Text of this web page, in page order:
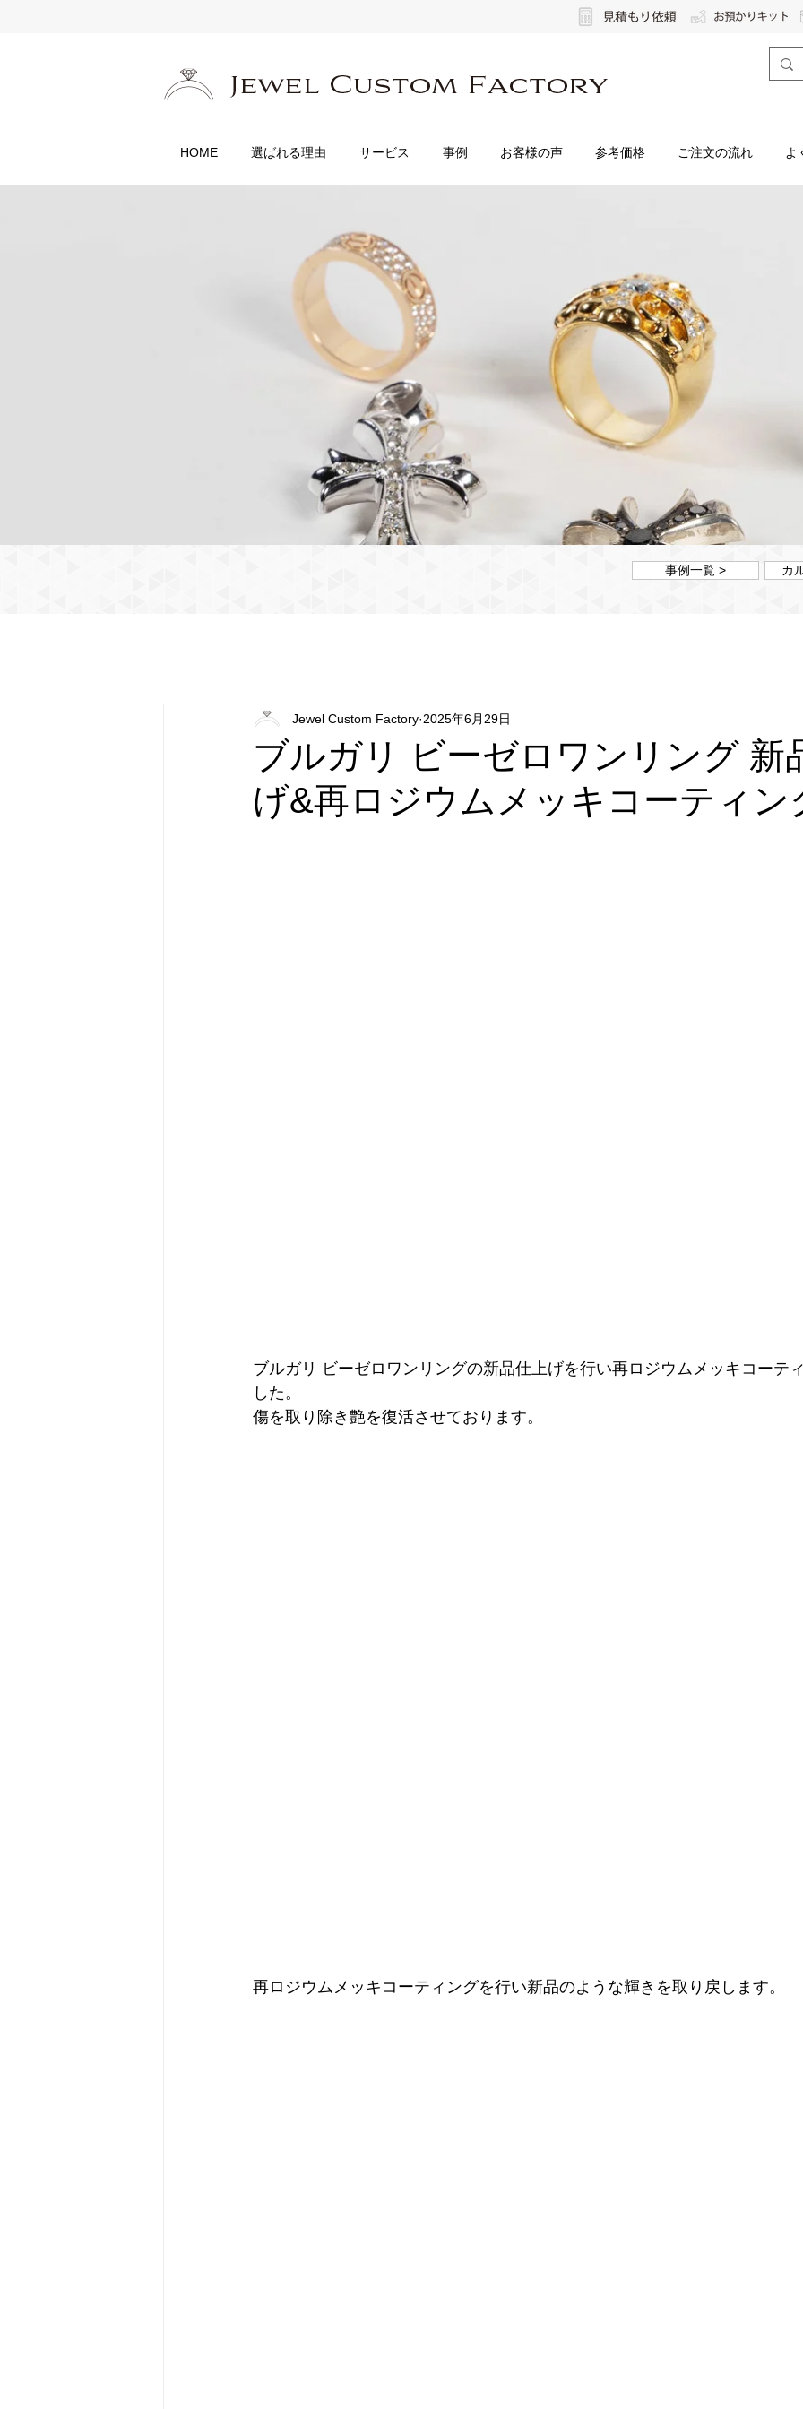
HOME 選ばれる理由 サービス 事例 お客様の声 参考価格 ご注文の流れ よ
事例一覧 > カ
ブルガリ ビーゼロワンリング 新
げ&再ロジウムメッキコーティン
Jewel Custom Factory 2025年6月29日
ブルガリ ビーゼロワンリングの新品仕上げを行い再ロジウムメッキコーテ
した。
傷を取り除き艶を復活させております。
再ロジウムメッキコーティングを行い新品のような輝きを取り戻します。